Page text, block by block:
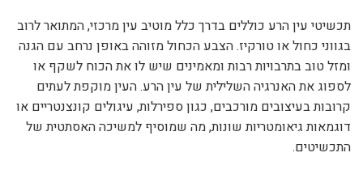
תכשיטי עין הרע כוללים בדרך כלל מוטיב עין מרכזי, המתואר לרוב
בגווני כחול או טורקיז. הצבע הכחול מזוהה באופן נרחב עם הגנה
ומזל טוב בתרבויות רבות ומאמינים שיש לו את הכוח לשקף או
לספוג את האנרגיה השלילית של עין הרע. העין מוקפת לעתים
קרובות בעיצובים מורכבים, כגון ספירלות, עיגולים קונצנטריים או
דוגמאות גיאומטריות שונות, מה שמוסיף למשיכה האסתטית של
התכשיטים.